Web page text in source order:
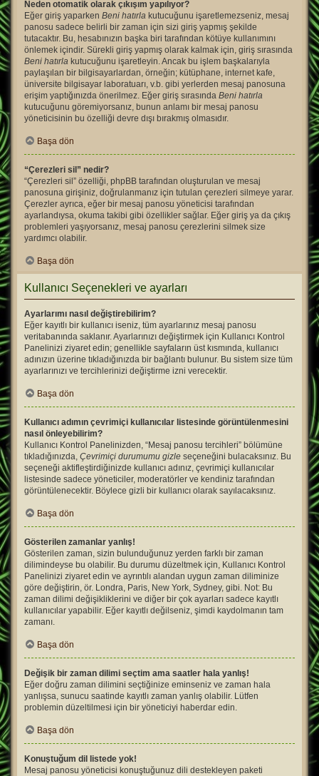
Neden otomatik olarak çıkışım yapılıyor?
Eğer giriş yaparken Beni hatırla kutucuğunu işaretlemezseniz, mesaj
panosu sadece belirli bir zaman için sizi giriş yapmış şekilde
tutacaktır. Bu, hesabınızın başka biri tarafından kötüye kullanımını
önlemek içindir. Sürekli giriş yapmış olarak kalmak için, giriş sırasında
Beni hatırla kutucuğunu işaretleyin. Ancak bu işlem başkalarıyla
paylaşılan bir bilgisayarlardan, örneğin; kütüphane, internet kafe,
üniversite bilgisayar laboratuarı, v.b. gibi yerlerden mesaj panosuna
erişim yaptığınızda önerilmez. Eğer giriş sırasında Beni hatırla
kutucuğunu göremiyorsanız, bunun anlamı bir mesaj panosu
yöneticisinin bu özelliği devre dışı bırakmış olmasıdır.
Başa dön
“Çerezleri sil” nedir?
“Çerezleri sil” özelliği, phpBB tarafından oluşturulan ve mesaj
panosuna girişiniz, doğrulanmanız için tutulan çerezleri silmeye yarar.
Çerezler ayrıca, eğer bir mesaj panosu yöneticisi tarafından
ayarlandıysa, okuma takibi gibi özellikler sağlar. Eğer giriş ya da çıkış
problemleri yaşıyorsanız, mesaj panosu çerezlerini silmek size
yardımcı olabilir.
Başa dön
Kullanıcı Seçenekleri ve ayarları
Ayarlarımı nasıl değiştirebilirim?
Eğer kayıtlı bir kullanıcı iseniz, tüm ayarlarınız mesaj panosu
veritabanında saklanır. Ayarlarınızı değiştirmek için Kullanıcı Kontrol
Panelinizi ziyaret edin; genellikle sayfaların üst kısmında, kullanıcı
adınızın üzerine tıkladığınızda bir bağlantı bulunur. Bu sistem size tüm
ayarlarınızı ve tercihlerinizi değiştirme izni verecektir.
Başa dön
Kullanıcı adımın çevrimiçi kullanıcılar listesinde görüntülenmesini
nasıl önleyebilirim?
Kullanıcı Kontrol Panelinizden, “Mesaj panosu tercihleri” bölümüne
tıkladığınızda, Çevrimiçi durumumu gizle seçeneğini bulacaksınız. Bu
seçeneği aktifleştirdiğinizde kullanıcı adınız, çevrimiçi kullanıcılar
listesinde sadece yöneticiler, moderatörler ve kendiniz tarafından
görüntülenecektir. Böylece gizli bir kullanıcı olarak sayılacaksınız.
Başa dön
Gösterilen zamanlar yanlış!
Gösterilen zaman, sizin bulunduğunuz yerden farklı bir zaman
dilimindeyse bu olabilir. Bu durumu düzeltmek için, Kullanıcı Kontrol
Panelinizi ziyaret edin ve ayrıntılı alandan uygun zaman diliminize
göre değiştirin, ör. Londra, Paris, New York, Sydney, gibi. Not: Bu
zaman dilimi değişikliklerini ve diğer bir çok ayarları sadece kayıtlı
kullanıcılar yapabilir. Eğer kayıtlı değilseniz, şimdi kaydolmanın tam
zamanı.
Başa dön
Değişik bir zaman dilimi seçtim ama saatler hala yanlış!
Eğer doğru zaman dilimini seçtiğinize eminseniz ve zaman hala
yanlışsa, sunucu saatinde kayıtlı zaman yanlış olabilir. Lütfen
problemin düzeltilmesi için bir yöneticiyi haberdar edin.
Başa dön
Konuştuğum dil listede yok!
Mesaj panosu yöneticisi konuştuğunuz dili destekleyen paketi